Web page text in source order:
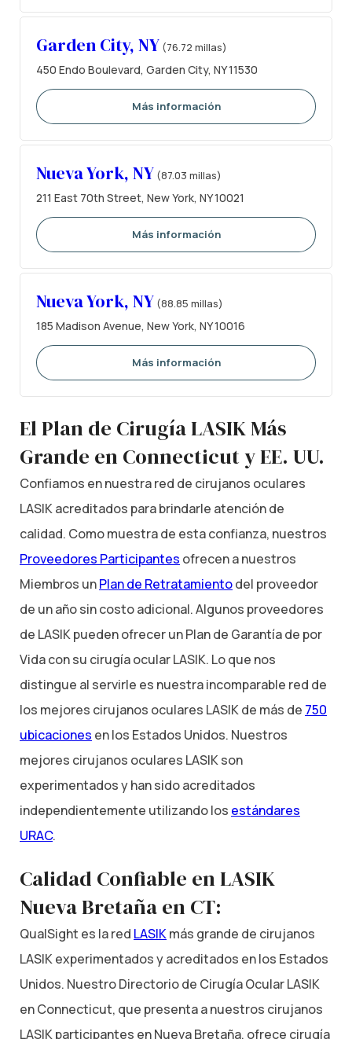
Garden City, NY (76.72 millas)
450 Endo Boulevard, Garden City, NY 11530
Más información
Nueva York, NY (87.03 millas)
211 East 70th Street, New York, NY 10021
Más información
Nueva York, NY (88.85 millas)
185 Madison Avenue, New York, NY 10016
Más información
El Plan de Cirugía LASIK Más
Grande en Connecticut y EE. UU.
Confiamos en nuestra red de cirujanos oculares
LASIK acreditados para brindarle atención de
calidad. Como muestra de esta confianza, nuestros
Proveedores Participantes ofrecen a nuestros
Miembros unPlan de Retratamientodel proveedor
de un año sin costo adicional. Algunos proveedores
de LASIK pueden ofrecer un Plan de Garantía de por
Vida con su cirugía ocular LASIK. Lo que nos
distingue al servirle es nuestra incomparable red de
los mejores cirujanos oculares LASIK de más de 750
ubicaciones en los Estados Unidos. Nuestros
mejores cirujanos oculares LASIK son
experimentados y han sido acreditados
independientemente utilizando los estándares
URAC.
Calidad Confiable en LASIK
Nueva Bretaña en CT:
QualSight es la red LASIKmás grande de cirujanos
LASIK experimentados y acreditados en los Estados
Unidos. Nuestro Directorio de Cirugía Ocular LASIK
en Connecticut, que presenta a nuestros cirujanos
LASIK participantes en Nueva Bretaña, ofrece cirugía